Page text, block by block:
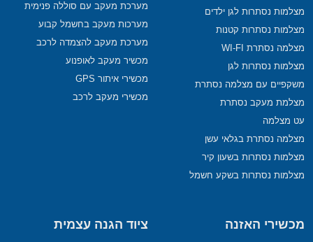
מצלמות נסתרות לגן ילדים
מצלמות נסתרות קטנות
מצלמה נסתרת WI-FI
מצלמות נסתרות לגן
משקפיים עם מצלמה נסתרת
מצלמת מעקב נסתרת
עט מצלמה
מצלמה נסתרת בגלאי עשן
מצלמות נסתרות בשעון קיר
מצלמות נסתרות בשקע חשמל
מערכת מעקב עם סוללה פנימית
מערכות מעקב בחשמל קבוע
מערכת מעקב להצמדה לרכב
מכשיר מעקב לאופנוע
מכשירי איתור GPS
מכשירי מעקב לרכב
מכשירי האזנה ציוד הגנה עצמית